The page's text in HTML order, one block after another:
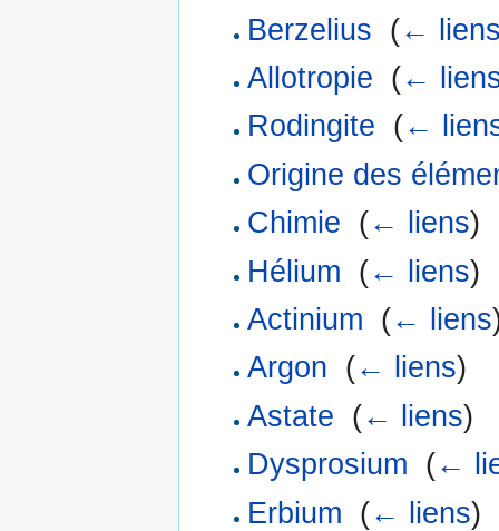
Berzelius (←
Allotropie (←
Rodingite (←
Origine des
Chimie (← liens)
Hélium (← liens)
Actinium (← liens
Argon (← liens)
Astate (← liens)
Dysprosium (←
Erbium (← liens)